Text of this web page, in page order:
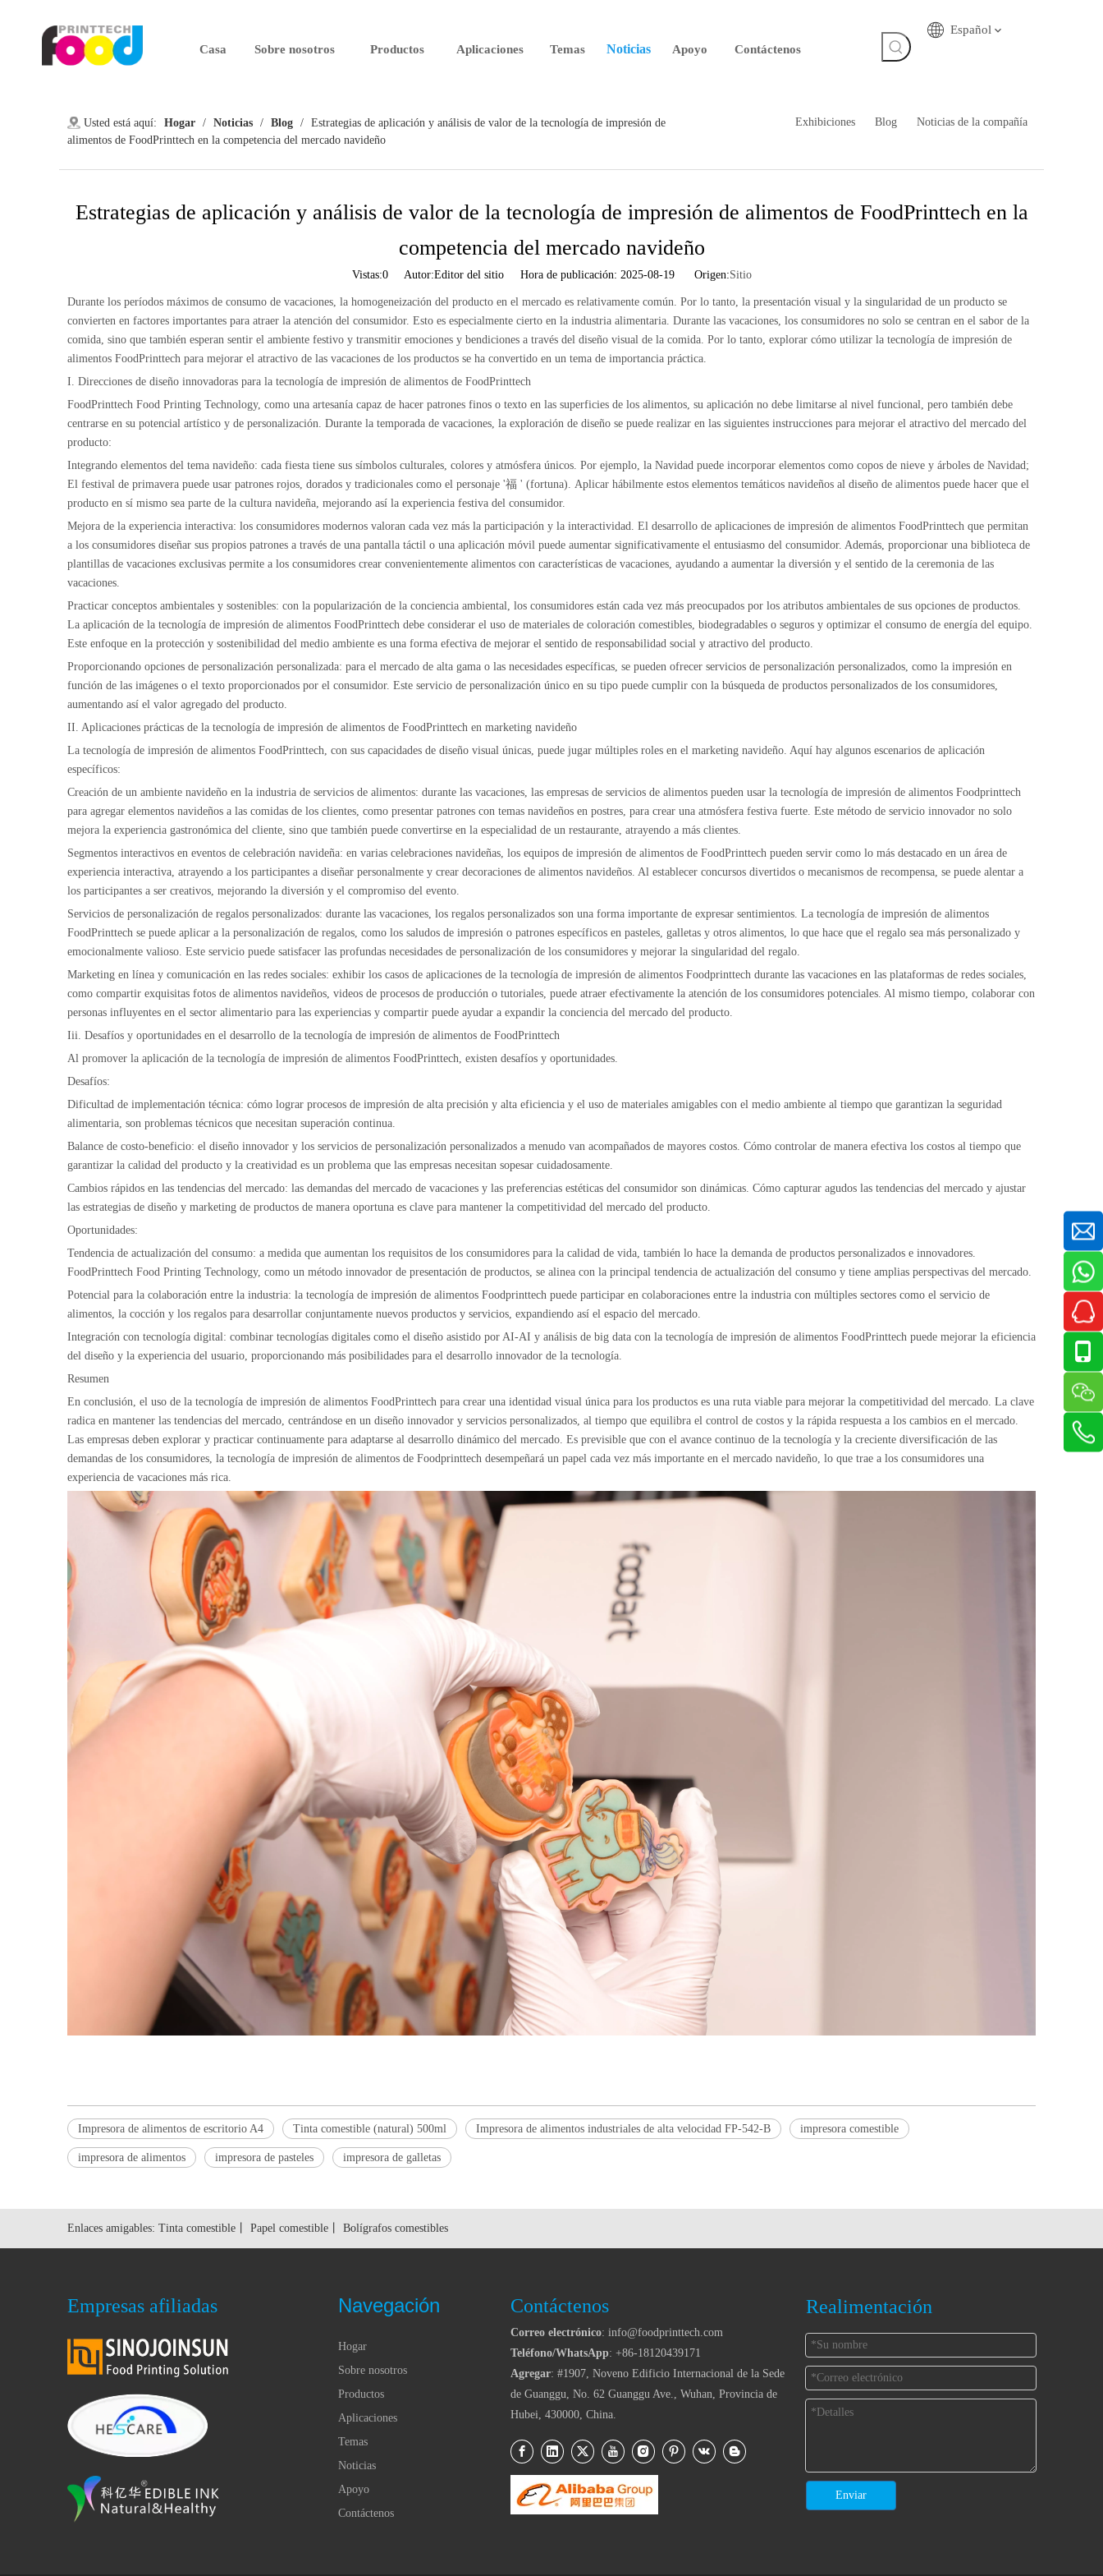
Casa Sobre nosotros Productos Aplicaciones Temas Noticias Apoyo Contáctenos
Español
Usted está aquí: Hogar / Noticias / Blog / Estrategias de aplicación y análisis de valor de la tecnología de impresión de
alimentos de FoodPrinttech en la competencia del mercado navideño
Exhibiciones Blog Noticias de la compañía
Estrategias de aplicación y análisis de valor de la tecnología de impresión de alimentos de FoodPrinttech en la
competencia del mercado navideño
Vistas:0Autor:Editor del sitio Hora de publicación: 2025-08-19 Origen:Sitio
Durante los períodos máximos de consumo de vacaciones, la homogeneización del producto en el mercado es relativamente común. Por lo tanto, la presentación visual y la singularidad de un producto se
convierten en factores importantes para atraer la atención del consumidor. Esto es especialmente cierto en la industria alimentaria. Durante las vacaciones, los consumidores no solo se centran en el sabor de la
comida, sino que también esperan sentir el ambiente festivo y transmitir emociones y bendiciones a través del diseño visual de la comida. Por lo tanto, explorar cómo utilizar la tecnología de impresión de
alimentos FoodPrinttech para mejorar el atractivo de las vacaciones de los productos se ha convertido en un tema de importancia práctica.
I. Direcciones de diseño innovadoras para la tecnología de impresión de alimentos de FoodPrinttech
FoodPrinttech Food Printing Technology, como una artesanía capaz de hacer patrones finos o texto en las superficies de los alimentos, su aplicación no debe limitarse al nivel funcional, pero también debe
centrarse en su potencial artístico y de personalización. Durante la temporada de vacaciones, la exploración de diseño se puede realizar en las siguientes instrucciones para mejorar el atractivo del mercado del
producto:
Integrando elementos del tema navideño: cada fiesta tiene sus símbolos culturales, colores y atmósfera únicos. Por ejemplo, la Navidad puede incorporar elementos como copos de nieve y árboles de Navidad;
El festival de primavera puede usar patrones rojos, dorados y tradicionales como el personaje '福 ' (fortuna). Aplicar hábilmente estos elementos temáticos navideños al diseño de alimentos puede hacer que el
producto en sí mismo sea parte de la cultura navideña, mejorando así la experiencia festiva del consumidor.
Mejora de la experiencia interactiva: los consumidores modernos valoran cada vez más la participación y la interactividad. El desarrollo de aplicaciones de impresión de alimentos FoodPrinttech que permitan
a los consumidores diseñar sus propios patrones a través de una pantalla táctil o una aplicación móvil puede aumentar significativamente el entusiasmo del consumidor. Además, proporcionar una biblioteca de
plantillas de vacaciones exclusivas permite a los consumidores crear convenientemente alimentos con características de vacaciones, ayudando a aumentar la diversión y el sentido de la ceremonia de las
vacaciones.
Practicar conceptos ambientales y sostenibles: con la popularización de la conciencia ambiental, los consumidores están cada vez más preocupados por los atributos ambientales de sus opciones de productos.
La aplicación de la tecnología de impresión de alimentos FoodPrinttech debe considerar el uso de materiales de coloración comestibles, biodegradables o seguros y optimizar el consumo de energía del equipo.
Este enfoque en la protección y sostenibilidad del medio ambiente es una forma efectiva de mejorar el sentido de responsabilidad social y atractivo del producto.
Proporcionando opciones de personalización personalizada: para el mercado de alta gama o las necesidades específicas, se pueden ofrecer servicios de personalización personalizados, como la impresión en
función de las imágenes o el texto proporcionados por el consumidor. Este servicio de personalización único en su tipo puede cumplir con la búsqueda de productos personalizados de los consumidores,
aumentando así el valor agregado del producto.
II. Aplicaciones prácticas de la tecnología de impresión de alimentos de FoodPrinttech en marketing navideño
La tecnología de impresión de alimentos FoodPrinttech, con sus capacidades de diseño visual únicas, puede jugar múltiples roles en el marketing navideño. Aquí hay algunos escenarios de aplicación
específicos:
Creación de un ambiente navideño en la industria de servicios de alimentos: durante las vacaciones, las empresas de servicios de alimentos pueden usar la tecnología de impresión de alimentos Foodprinttech
para agregar elementos navideños a las comidas de los clientes, como presentar patrones con temas navideños en postres, para crear una atmósfera festiva fuerte. Este método de servicio innovador no solo
mejora la experiencia gastronómica del cliente, sino que también puede convertirse en la especialidad de un restaurante, atrayendo a más clientes.
Segmentos interactivos en eventos de celebración navideña: en varias celebraciones navideñas, los equipos de impresión de alimentos de FoodPrinttech pueden servir como lo más destacado en un área de
experiencia interactiva, atrayendo a los participantes a diseñar personalmente y crear decoraciones de alimentos navideños. Al establecer concursos divertidos o mecanismos de recompensa, se puede alentar a
los participantes a ser creativos, mejorando la diversión y el compromiso del evento.
Servicios de personalización de regalos personalizados: durante las vacaciones, los regalos personalizados son una forma importante de expresar sentimientos. La tecnología de impresión de alimentos
FoodPrinttech se puede aplicar a la personalización de regalos, como los saludos de impresión o patrones específicos en pasteles, galletas y otros alimentos, lo que hace que el regalo sea más personalizado y
emocionalmente valioso. Este servicio puede satisfacer las profundas necesidades de personalización de los consumidores y mejorar la singularidad del regalo.
Marketing en línea y comunicación en las redes sociales: exhibir los casos de aplicaciones de la tecnología de impresión de alimentos Foodprinttech durante las vacaciones en las plataformas de redes sociales,
como compartir exquisitas fotos de alimentos navideños, videos de procesos de producción o tutoriales, puede atraer efectivamente la atención de los consumidores potenciales. Al mismo tiempo, colaborar con
personas influyentes en el sector alimentario para las experiencias y compartir puede ayudar a expandir la conciencia del mercado del producto.
Iii. Desafíos y oportunidades en el desarrollo de la tecnología de impresión de alimentos de FoodPrinttech
Al promover la aplicación de la tecnología de impresión de alimentos FoodPrinttech, existen desafíos y oportunidades.
Desafíos:
Dificultad de implementación técnica: cómo lograr procesos de impresión de alta precisión y alta eficiencia y el uso de materiales amigables con el medio ambiente al tiempo que garantizan la seguridad
alimentaria, son problemas técnicos que necesitan superación continua.
Balance de costo-beneficio: el diseño innovador y los servicios de personalización personalizados a menudo van acompañados de mayores costos. Cómo controlar de manera efectiva los costos al tiempo que
garantizar la calidad del producto y la creatividad es un problema que las empresas necesitan sopesar cuidadosamente.
Cambios rápidos en las tendencias del mercado: las demandas del mercado de vacaciones y las preferencias estéticas del consumidor son dinámicas. Cómo capturar agudos las tendencias del mercado y ajustar
las estrategias de diseño y marketing de productos de manera oportuna es clave para mantener la competitividad del mercado del producto.
Oportunidades:
Tendencia de actualización del consumo: a medida que aumentan los requisitos de los consumidores para la calidad de vida, también lo hace la demanda de productos personalizados e innovadores.
FoodPrinttech Food Printing Technology, como un método innovador de presentación de productos, se alinea con la principal tendencia de actualización del consumo y tiene amplias perspectivas del mercado.
Potencial para la colaboración entre la industria: la tecnología de impresión de alimentos Foodprinttech puede participar en colaboraciones entre la industria con múltiples sectores como el servicio de
alimentos, la cocción y los regalos para desarrollar conjuntamente nuevos productos y servicios, expandiendo así el espacio del mercado.
Integración con tecnología digital: combinar tecnologías digitales como el diseño asistido por AI-AI y análisis de big data con la tecnología de impresión de alimentos FoodPrinttech puede mejorar la eficiencia
del diseño y la experiencia del usuario, proporcionando más posibilidades para el desarrollo innovador de la tecnología.
Resumen
En conclusión, el uso de la tecnología de impresión de alimentos FoodPrinttech para crear una identidad visual única para los productos es una ruta viable para mejorar la competitividad del mercado. La clave
radica en mantener las tendencias del mercado, centrándose en un diseño innovador y servicios personalizados, al tiempo que equilibra el control de costos y la rápida respuesta a los cambios en el mercado.
Las empresas deben explorar y practicar continuamente para adaptarse al desarrollo dinámico del mercado. Es previsible que con el avance continuo de la tecnología y la creciente diversificación de las
demandas de los consumidores, la tecnología de impresión de alimentos de Foodprinttech desempeñará un papel cada vez más importante en el mercado navideño, lo que trae a los consumidores una
experiencia de vacaciones más rica.
Impresora de alimentos de escritorio A4 Tinta comestible (natural) 500ml Impresora de alimentos industriales de alta velocidad FP-542-B impresora comestible
impresora de alimentos impresora de pasteles impresora de galletas
Enlaces amigables: Tinta comestible Papel comestible Bolígrafos comestibles
Empresas afiliadas Navegación
Hogar
Sobre nosotros
Productos
Aplicaciones
Temas
Noticias
Apoyo
Contáctenos
Contáctenos
Correo electrónico: info@foodprinttech.com
Teléfono/WhatsApp: +86-18120439171
Agregar: #1907, Noveno Edificio Internacional de la Sede
de Guanggu, No. 62 Guanggu Ave., Wuhan, Provincia de
Hubei, 430000, China.
Realimentación
Enviar